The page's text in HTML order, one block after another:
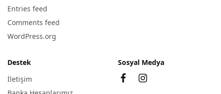
Entries feed
Comments feed
WordPress.org
Destek
İletişim
Sosyal Medya